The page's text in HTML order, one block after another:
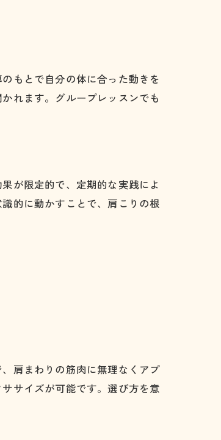
もとで自分の体に合った動きを
れます。グループレッスンでも
が限定的で、定期的な実践によ
的に動かすことで、肩こりの根
肩まわりの筋肉に無理なくアプ
サイズが可能です。選び方を意